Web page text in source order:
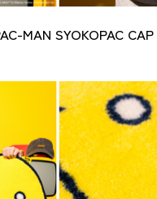
MAN SYOKOPAC CAP